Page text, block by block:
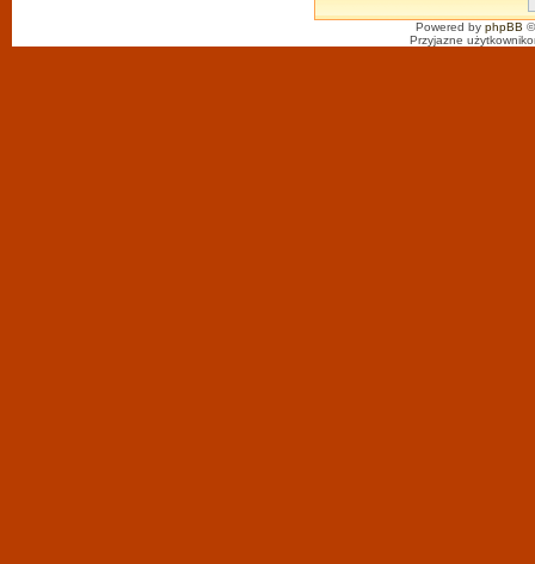
Powered by phpBB
Przyjazne